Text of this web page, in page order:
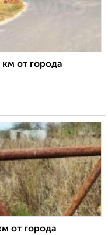
км от города
от города